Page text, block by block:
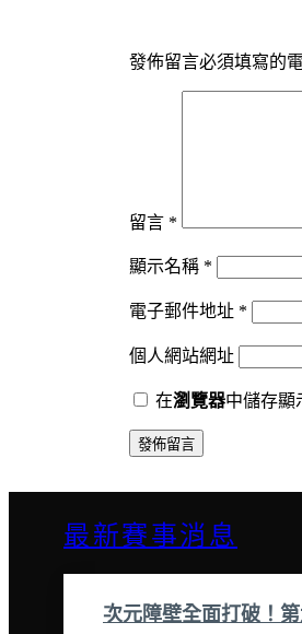
發佈留言必須填寫的
留言 *
顯示名稱 *
電子郵件地址 *
個人網站網址
在瀏覽器中儲存顯
最新賽事消息
次元障壁全面打破！